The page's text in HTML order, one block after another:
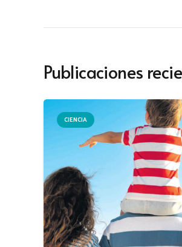
Publicaciones
CIENCIA